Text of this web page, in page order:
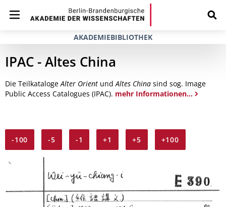
AKADEMIEBIBLIOTHEK
IPAC - Altes China
Die TeilkatalogeAlter Orient undAltes China sind sog. Image
Public Access Catalogues (IPAC). mehr Informationen...
-100 -5 -1 +1 +5 +100